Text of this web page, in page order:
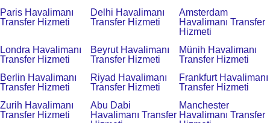
Paris Havalimanı
Transfer Hizmeti
Delhi Havalimanı
Transfer Hizmeti
Amsterdam
Havalimanı Transfer
Hizmeti
Londra Havalimanı
Transfer Hizmeti
Beyrut Havalimanı
Transfer Hizmeti
Münih Havalimanı
Transfer Hizmeti
Berlin Havalimanı
Transfer Hizmeti
Riyad Havalimanı
Transfer Hizmeti
Frankfurt Havalimanı
Transfer Hizmeti
Zurih Havalimanı
Transfer Hizmeti
Abu Dabi
Havalimanı Transfer
Manchester
Havalimanı Transfer